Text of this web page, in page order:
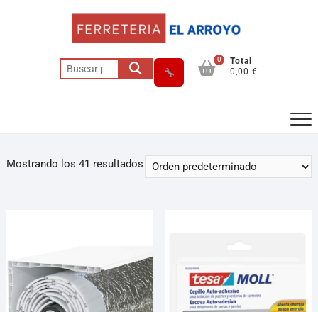
0
Total
0,00 €
Mostrando los 41 resultados